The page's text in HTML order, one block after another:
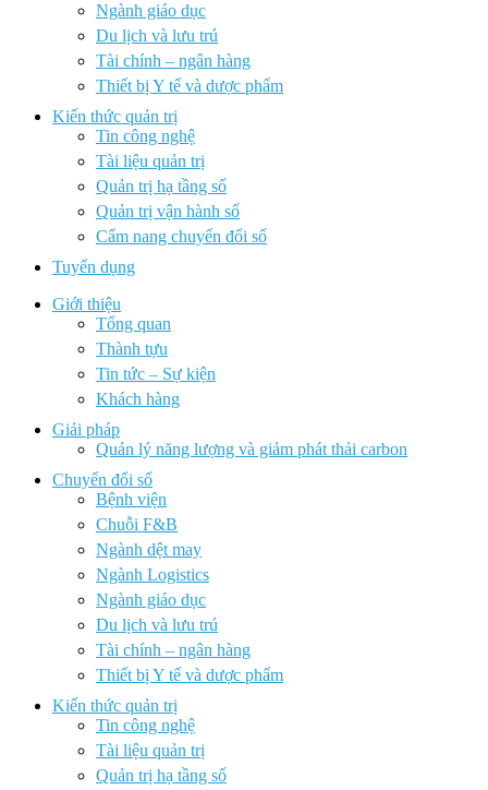
Ngành giáo dục
Du lịch và lưu trú
Tài chính – ngân hàng
Thiết bị Y tế và dược phẩm
Kiến thức quản trị
Tin công nghệ
Tài liệu quản trị
Quản trị hạ tầng số
Quản trị vận hành số
Cẩm nang chuyển đổi số
Tuyển dụng
Giới thiệu
Tổng quan
Thành tựu
Tin tức – Sự kiện
Khách hàng
Giải pháp
Quản lý năng lượng và giảm phát thải carbon
Chuyển đổi số
Bệnh viện
Chuỗi F&B
Ngành dệt may
Ngành Logistics
Ngành giáo dục
Du lịch và lưu trú
Tài chính – ngân hàng
Thiết bị Y tế và dược phẩm
Kiến thức quản trị
Tin công nghệ
Tài liệu quản trị
Quản trị hạ tầng số